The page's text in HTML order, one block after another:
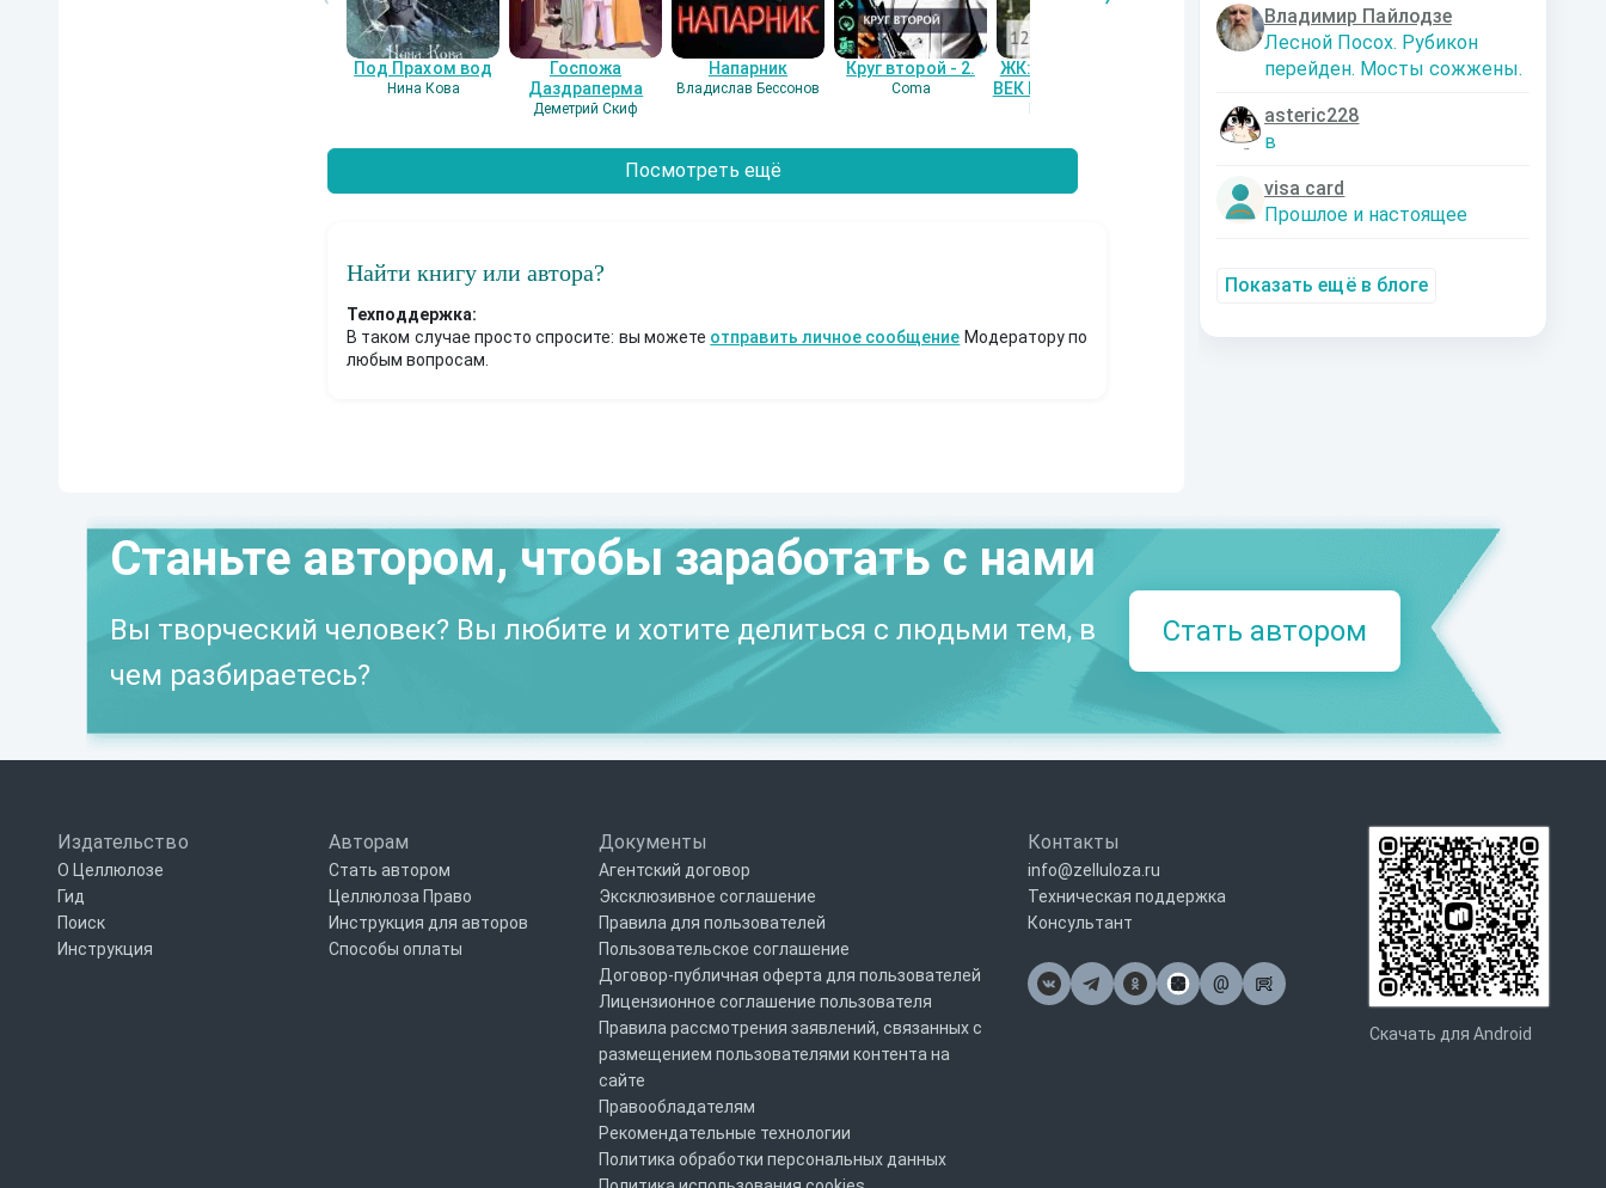
Владимир Пайлодзе
Лесной Посох. Рубикон
перейден. Мосты сожжены.
asteric228
в
visa card
Прошлое и настоящее
Показать ещё в блоге
Под Прахом вод
Нина Кова
Госпожа
Даздраперма
Деметрий Скиф
Напарник
Владислав Бессонов
Круг второй - 2.
Coma
ЖК: СЕРЕБРЯНЫЙ
ВЕК НАШЕЙ ЛЮБВИ
Гость-121359
Дальняя
Левадский Артем
Александрович
Кто я? Или как
современном мире
nastyaaaacha
1. Ксенолог
Посмотреть ещё
Найти книгу или автора?
Техподдержка:
В таком случае просто спросите: вы можете отправить личное сообщение Модератору по
любым вопросам.
Станьте автором, чтобы заработать с нами
Вы творческий человек? Вы любите и хотите делиться с людьми тем, в
чем разбираетесь?
Стать автором
Издательство
О Целлюлозе
Гид
Поиск
Инструкция
Авторам
Стать автором
Целлюлоза Право
Инструкция для авторов
Способы оплаты
Документы
Агентский договор
Эксклюзивное соглашение
Правила для пользователей
Пользовательское соглашение
Договор-публичная оферта для пользователей
Лицензионное соглашение пользователя
Правила рассмотрения заявлений, связанных с
размещением пользователями контента на
сайте
Правообладателям
Рекомендательные технологии
Политика обработки персональных данных
Контакты
info@zelluloza.ru
Техническая поддержка
Консультант
@Почта
Скачать для Android